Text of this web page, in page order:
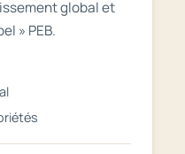
global et
» PEB.